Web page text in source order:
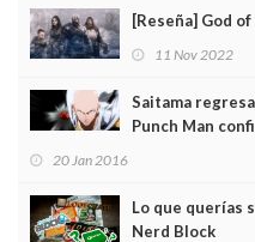
[Reseña] God
11 Nov 2022
Saitama
Punch Man
20 Jan 2016
Lo que querías
Nerd Block